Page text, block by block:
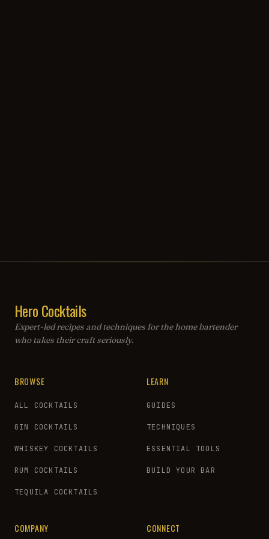
Hero Cocktails
Expert-led recipes and techniques for the home bartender
who takes their craft seriously.
BROWSE
ALL COCKTAILS
GIN COCKTAILS
WHISKEY COCKTAILS
RUM COCKTAILS
TEQUILA COCKTAILS
LEARN
GUIDES
TECHNIQUES
ESSENTIAL TOOLS
BUILD YOUR BAR
COMPANY CONNECT